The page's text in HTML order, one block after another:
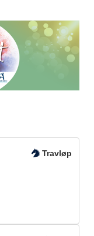
Travløp